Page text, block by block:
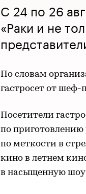
С 24 по 26
«Раки и не
По словам
гастросет от шеф-
Посетители
по
по меткости в
кино в летнем
в насыщенную